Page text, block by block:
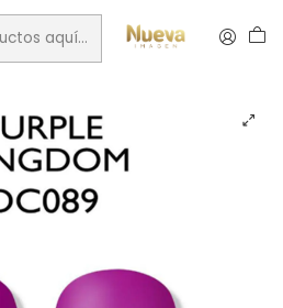
permanentes Bluesky
DC89P 15ML